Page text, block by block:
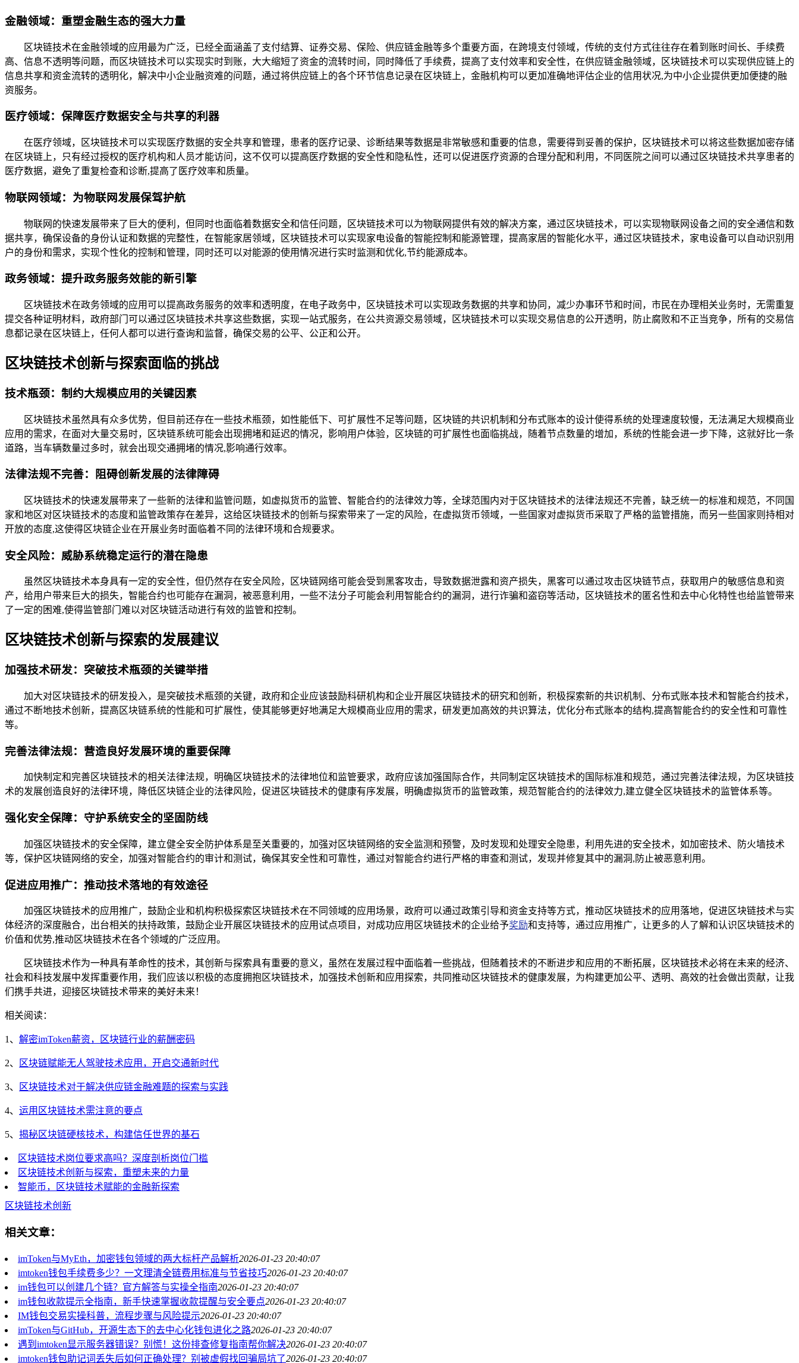
金融领域：重塑金融生态的强大力量
区块链技术在金融领域的应用最为广泛，已经全面涵盖了支付结算、证券交易、保险、供应链金融等多个重要方面，在跨境支付领域，传统的支付方式往往存在着到账时间长、手续费
高、信息不透明等问题，而区块链技术可以实现实时到账，大大缩短了资金的流转时间，同时降低了手续费，提高了支付效率和安全性，在供应链金融领域，区块链技术可以实现供应链上的
信息共享和资金流转的透明化，解决中小企业融资难的问题，通过将供应链上的各个环节信息记录在区块链上，金融机构可以更加准确地评估企业的信用状况,为中小企业提供更加便捷的融
资服务。
医疗领域：保障医疗数据安全与共享的利器
在医疗领域，区块链技术可以实现医疗数据的安全共享和管理，患者的医疗记录、诊断结果等数据是非常敏感和重要的信息，需要得到妥善的保护，区块链技术可以将这些数据加密存储
在区块链上，只有经过授权的医疗机构和人员才能访问，这不仅可以提高医疗数据的安全性和隐私性，还可以促进医疗资源的合理分配和利用，不同医院之间可以通过区块链技术共享患者的
医疗数据，避免了重复检查和诊断,提高了医疗效率和质量。
物联网领域：为物联网发展保驾护航
物联网的快速发展带来了巨大的便利，但同时也面临着数据安全和信任问题，区块链技术可以为物联网提供有效的解决方案，通过区块链技术，可以实现物联网设备之间的安全通信和数
据共享，确保设备的身份认证和数据的完整性，在智能家居领域，区块链技术可以实现家电设备的智能控制和能源管理，提高家居的智能化水平，通过区块链技术，家电设备可以自动识别用
户的身份和需求，实现个性化的控制和管理，同时还可以对能源的使用情况进行实时监测和优化,节约能源成本。
政务领域：提升政务服务效能的新引擎
区块链技术在政务领域的应用可以提高政务服务的效率和透明度，在电子政务中，区块链技术可以实现政务数据的共享和协同，减少办事环节和时间，市民在办理相关业务时，无需重复
提交各种证明材料，政府部门可以通过区块链技术共享这些数据，实现一站式服务，在公共资源交易领域，区块链技术可以实现交易信息的公开透明，防止腐败和不正当竞争，所有的交易信
息都记录在区块链上，任何人都可以进行查询和监督，确保交易的公平、公正和公开。
区块链技术创新与探索面临的挑战
技术瓶颈：制约大规模应用的关键因素
区块链技术虽然具有众多优势，但目前还存在一些技术瓶颈，如性能低下、可扩展性不足等问题，区块链的共识机制和分布式账本的设计使得系统的处理速度较慢，无法满足大规模商业
应用的需求，在面对大量交易时，区块链系统可能会出现拥堵和延迟的情况，影响用户体验，区块链的可扩展性也面临挑战，随着节点数量的增加，系统的性能会进一步下降，这就好比一条
道路，当车辆数量过多时，就会出现交通拥堵的情况,影响通行效率。
法律法规不完善：阻碍创新发展的法律障碍
区块链技术的快速发展带来了一些新的法律和监管问题，如虚拟货币的监管、智能合约的法律效力等，全球范围内对于区块链技术的法律法规还不完善，缺乏统一的标准和规范，不同国
家和地区对区块链技术的态度和监管政策存在差异，这给区块链技术的创新与探索带来了一定的风险，在虚拟货币领域，一些国家对虚拟货币采取了严格的监管措施，而另一些国家则持相对
开放的态度,这使得区块链企业在开展业务时面临着不同的法律环境和合规要求。
安全风险：威胁系统稳定运行的潜在隐患
虽然区块链技术本身具有一定的安全性，但仍然存在安全风险，区块链网络可能会受到黑客攻击，导致数据泄露和资产损失，黑客可以通过攻击区块链节点，获取用户的敏感信息和资
产，给用户带来巨大的损失，智能合约也可能存在漏洞，被恶意利用，一些不法分子可能会利用智能合约的漏洞，进行诈骗和盗窃等活动，区块链技术的匿名性和去中心化特性也给监管带来
了一定的困难,使得监管部门难以对区块链活动进行有效的监管和控制。
区块链技术创新与探索的发展建议
加强技术研发：突破技术瓶颈的关键举措
加大对区块链技术的研发投入，是突破技术瓶颈的关键，政府和企业应该鼓励科研机构和企业开展区块链技术的研究和创新，积极探索新的共识机制、分布式账本技术和智能合约技术，
通过不断地技术创新，提高区块链系统的性能和可扩展性，使其能够更好地满足大规模商业应用的需求，研发更加高效的共识算法，优化分布式账本的结构,提高智能合约的安全性和可靠性
等。
完善法律法规：营造良好发展环境的重要保障
加快制定和完善区块链技术的相关法律法规，明确区块链技术的法律地位和监管要求，政府应该加强国际合作，共同制定区块链技术的国际标准和规范，通过完善法律法规，为区块链技
术的发展创造良好的法律环境，降低区块链企业的法律风险，促进区块链技术的健康有序发展，明确虚拟货币的监管政策，规范智能合约的法律效力,建立健全区块链技术的监管体系等。
强化安全保障：守护系统安全的坚固防线
加强区块链技术的安全保障，建立健全安全防护体系是至关重要的，加强对区块链网络的安全监测和预警，及时发现和处理安全隐患，利用先进的安全技术，如加密技术、防火墙技术
等，保护区块链网络的安全，加强对智能合约的审计和测试，确保其安全性和可靠性，通过对智能合约进行严格的审查和测试，发现并修复其中的漏洞,防止被恶意利用。
促进应用推广：推动技术落地的有效途径
加强区块链技术的应用推广，鼓励企业和机构积极探索区块链技术在不同领域的应用场景，政府可以通过政策引导和资金支持等方式，推动区块链技术的应用落地，促进区块链技术与实
体经济的深度融合，出台相关的扶持政策，鼓励企业开展区块链技术的应用试点项目，对成功应用区块链技术的企业给予奖励和支持等，通过应用推广，让更多的人了解和认识区块链技术的
价值和优势,推动区块链技术在各个领域的广泛应用。
区块链技术作为一种具有革命性的技术，其创新与探索具有重要的意义，虽然在发展过程中面临着一些挑战，但随着技术的不断进步和应用的不断拓展，区块链技术必将在未来的经济、
社会和科技发展中发挥重要作用，我们应该以积极的态度拥抱区块链技术，加强技术创新和应用探索，共同推动区块链技术的健康发展，为构建更加公平、透明、高效的社会做出贡献，让我
们携手共进，迎接区块链技术带来的美好未来！
相关阅读：
1、 解密imToken薪资，区块链行业的薪酬密码
2、 区块链赋能无人驾驶技术应用，开启交通新时代
3、 区块链技术对于解决供应链金融难题的探索与实践
4、 运用区块链技术需注意的要点
5、 揭秘区块链硬核技术，构建信任世界的基石
区块链技术岗位要求高吗？深度剖析岗位门槛
区块链技术创新与探索，重塑未来的力量
智能币，区块链技术赋能的金融新探索
区块链技术创新
相关文章：
imToken与MyEth，加密钱包领域的两大标杆产品解析2026-01-23 20:40:07
imtoken钱包手续费多少？一文理清全链费用标准与节省技巧2026-01-23 20:40:07
im钱包可以创建几个链？官方解答与实操全指南2026-01-23 20:40:07
im钱包收款提示全指南，新手快速掌握收款提醒与安全要点2026-01-23 20:40:07
IM钱包交易实操科普，流程步骤与风险提示2026-01-23 20:40:07
imToken与GitHub，开源生态下的去中心化钱包进化之路2026-01-23 20:40:07
遇到imtoken显示服务器错误？别慌！这份排查修复指南帮你解决2026-01-23 20:40:07
imtoken钱包助记词丢失后如何正确处理？别被虚假找回骗局坑了2026-01-23 20:40:07